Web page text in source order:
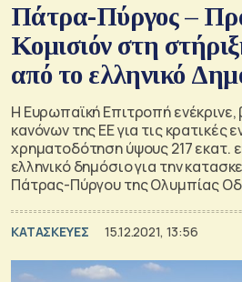
Πάτρα-Πύργος –
Κομισιόν στη
από το ελληνικό
Η Ευρωπαϊκή Επιτροπή ενέκρινε,
κανόνων της ΕΕ για τις κρατικές
χρηματοδότηση ύψους 217 εκατ.
ελληνικό δημόσιο για την
Πάτρας-Πύργου της Ολυμπίας
ΚΑΤΑΣΚΕΥΕΣ 15.12.2021, 13:56